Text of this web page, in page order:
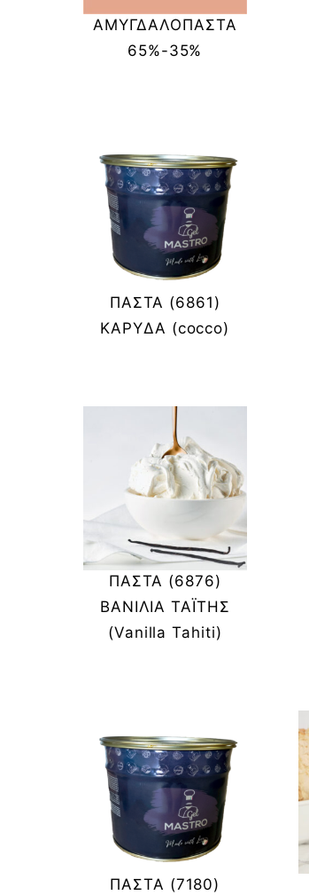
ΑΜΥΓΔΑΛΟΠΑΣΤΑ
65%-35%
ΠΑΣΤΑ (6861)
ΚΑΡΥΔΑ (cocco)
ΠΑΣΤΑ (6876)
ΒΑΝΙΛΙΑ ΤΑΪΤΗΣ
(Vanilla Tahiti)
ΠΑΣΤΑ (7180)